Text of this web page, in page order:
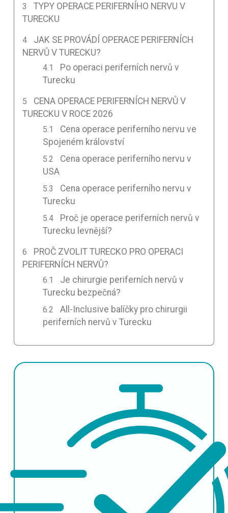
TYPY OPERACE PERIFERNÍHO NERVU V
TURECKU
JAK SE PROVÁDÍ OPERACE PERIFERNÍCH
NERVŮ V TURECKU?
Po operaci periferních nervů v
Turecku
CENA OPERACE PERIFERNÍCH NERVŮ V
TURECKU V ROCE 2026
Cena operace periferního nervu ve
Spojeném království
Cena operace periferního nervu v
USA
Cena operace periferního nervu v
Turecku
Proč je operace periferních nervů v
Turecku levnější?
PROČ ZVOLIT TURECKO PRO OPERACI
PERIFERNÍCH NERVŮ?
Je chirurgie periferních nervů v
Turecku bezpečná?
All-Inclusive balíčky pro chirurgii
periferních nervů v Turecku